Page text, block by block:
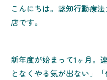
こんにちは。認知行動療
店です。
新年度が始まって1ヶ月。
となくやる気が出ない」